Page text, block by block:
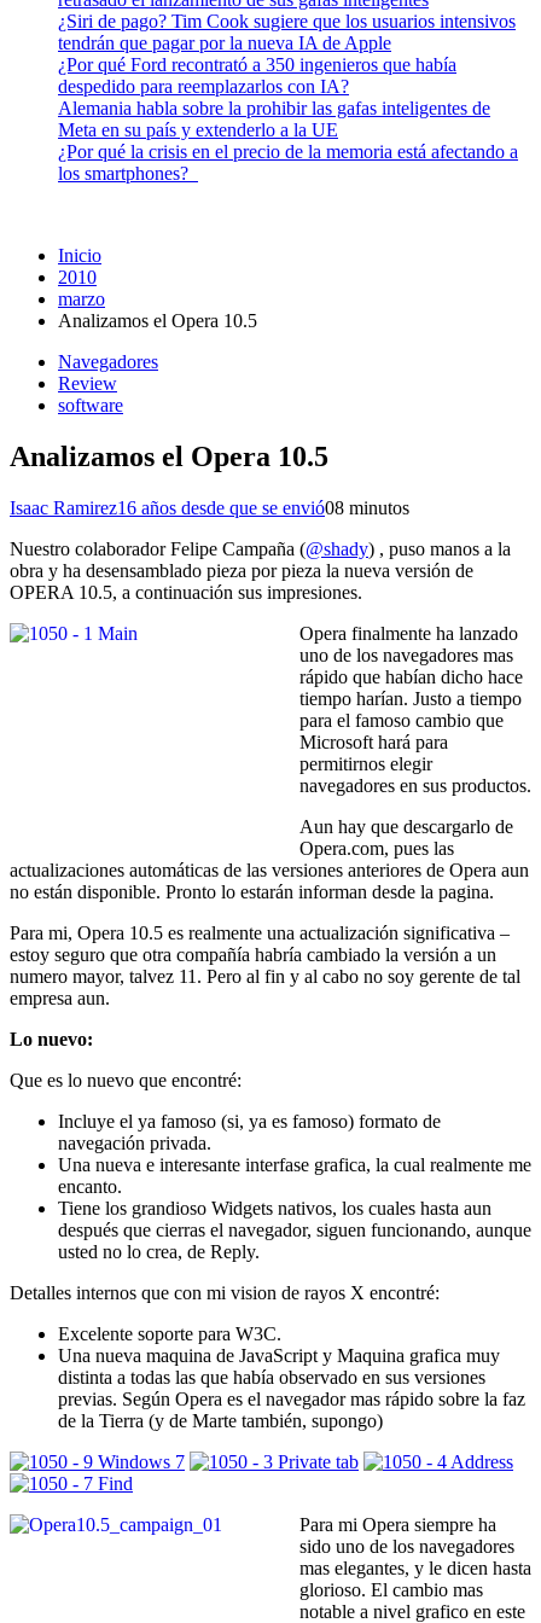
¿Siri de pago? Tim Cook sugiere que los usuarios intensivos
tendrán que pagar por la nueva IA de Apple
¿Por qué Ford recontrató a 350 ingenieros que había
despedido para reemplazarlos con IA?
Alemania habla sobre la prohibir las gafas inteligentes de
Meta en su país y extenderlo a la UE
¿Por qué la crisis en el precio de la memoria está afectando a
los smartphones?
Inicio
2010
marzo
Analizamos el Opera 10.5
Navegadores
Review
software
Analizamos el Opera 10.5
Isaac Ramirez16 años desde que se envió08 minutos
Nuestro colaborador Felipe Campaña (@shady) , puso manos a la
obra y ha desensamblado pieza por pieza la nueva versión de
OPERA 10.5, a continuación sus impresiones.
Opera finalmente ha lanzado
uno de los navegadores mas
rápido que habían dicho hace
tiempo harían. Justo a tiempo
para el famoso cambio que
Microsoft hará para
permitirnos elegir
navegadores en sus productos.
Aun hay que descargarlo de
Opera.com, pues las
actualizaciones automáticas de las versiones anteriores de Opera aun
no están disponible. Pronto lo estarán informan desde la pagina.
Para mi, Opera 10.5 es realmente una actualización significativa –
estoy seguro que otra compañía habría cambiado la versión a un
numero mayor, talvez 11. Pero al fin y al cabo no soy gerente de tal
empresa aun.
Lo nuevo:
Que es lo nuevo que encontré:
Incluye el ya famoso (si, ya es famoso) formato de
navegación privada.
Una nueva e interesante interfase grafica, la cual realmente me
encanto.
Tiene los grandioso Widgets nativos, los cuales hasta aun
después que cierras el navegador, siguen funcionando, aunque
usted no lo crea, de Reply.
Detalles internos que con mi vision de rayos X encontré:
Excelente soporte para W3C.
Una nueva maquina de JavaScript y Maquina grafica muy
distinta a todas las que había observado en sus versiones
previas. Según Opera es el navegador mas rápido sobre la faz
de la Tierra (y de Marte también, supongo)
Para mi Opera siempre ha
sido uno de los navegadores
mas elegantes, y le dicen hasta
glorioso. El cambio mas
notable a nivel grafico en este